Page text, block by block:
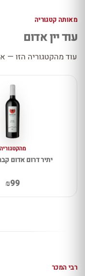
מאותה קטגוריה
עוד יין אדום
עוד מהקטגוריה הזו
מהקטגוריה
יתיר דרום אדום
₪99
רבי המכר